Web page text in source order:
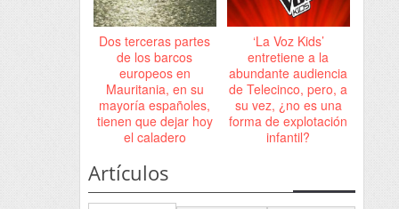
Dos terceras partes
de los barcos
europeos en
Mauritania, en su
mayoría españoles,
tienen que dejar hoy
el caladero
‘La Voz Kids’
entretiene a la
abundante audiencia
de Telecinco, pero, a
su vez, ¿no es una
forma de explotación
infantil?
Artículos